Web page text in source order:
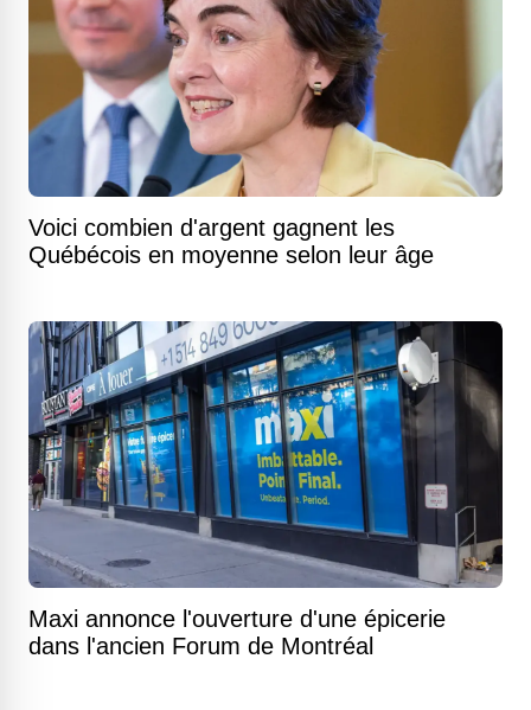
Voici combien d'argent gagnent les
Québécois en moyenne selon leur âge
Maxi annonce l'ouverture d'une épicerie
dans l'ancien Forum de Montréal